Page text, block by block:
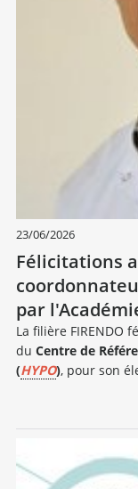
23/06/2026
Félicitations
par
La filière FIRENDO
du Centre de
(HYPO), pour son